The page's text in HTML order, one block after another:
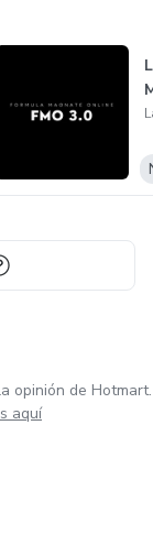
opinión de Hotmart.
aquí